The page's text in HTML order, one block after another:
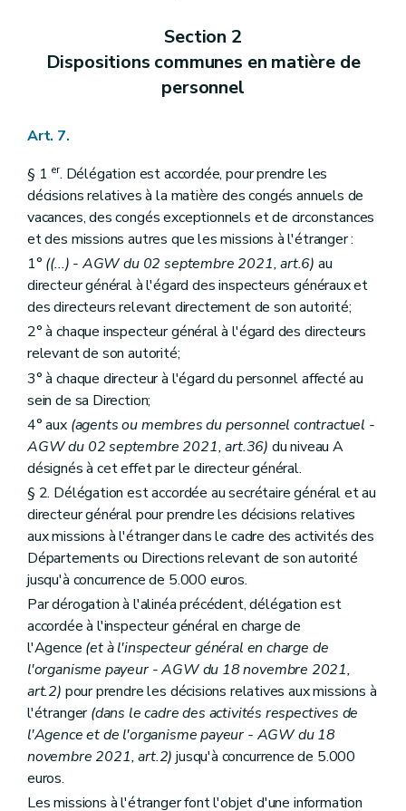
Section 2
Dispositions communes en matière de
personnel
Art. 7.
§ 1 er. Délégation est accordée, pour prendre les
décisions relatives à la matière des congés annuels de
vacances, des congés exceptionnels et de circonstances
et des missions autres que les missions à l'étranger :
1° ((...) - AGW du 02 septembre 2021, art.6) au
directeur général à l'égard des inspecteurs généraux et
des directeurs relevant directement de son autorité;
2° à chaque inspecteur général à l'égard des directeurs
relevant de son autorité;
3° à chaque directeur à l'égard du personnel affecté au
sein de sa Direction;
4° aux (agents ou membres du personnel contractuel -
AGW du 02 septembre 2021, art.36) du niveau A
désignés à cet effet par le directeur général.
§ 2. Délégation est accordée au secrétaire général et au
directeur général pour prendre les décisions relatives
aux missions à l'étranger dans le cadre des activités des
Départements ou Directions relevant de son autorité
jusqu'à concurrence de 5.000 euros.
Par dérogation à l'alinéa précédent, délégation est
accordée à l'inspecteur général en charge de
l'Agence (et à l'inspecteur général en charge de
l'organisme payeur - AGW du 18 novembre 2021,
art.2) pour prendre les décisions relatives aux missions à
l'étranger(dans le cadre des activités respectives de
l'Agence et de l'organisme payeur - AGW du 18
novembre 2021, art.2) jusqu'à concurrence de 5.000
euros.
Les missions à l'étranger font l'objet d'une information